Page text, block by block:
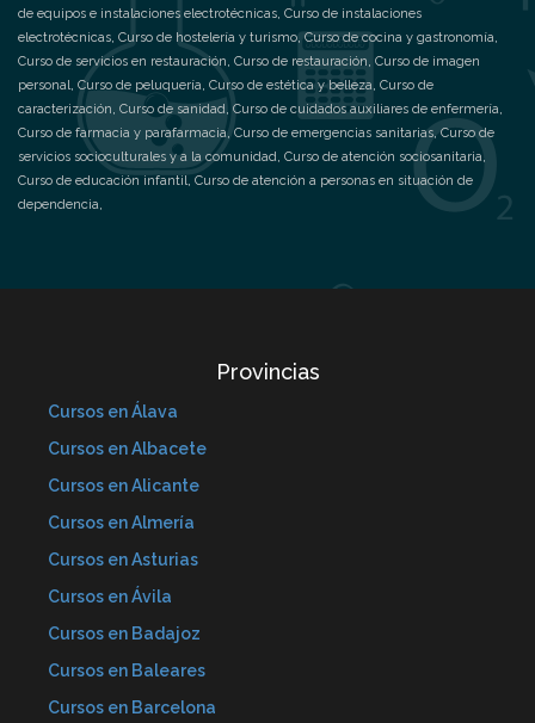
de equipos e instalaciones electrotécnicas, Curso de instalaciones
electrotécnicas, Curso de hostelería y turismo,Curso de cocina y gastronomía,
Curso de servicios en restauración, Curso de restauración, Curso de imagen
personal, Curso de peluquería, Curso de estética y belleza, Curso de
caracterización, Curso de sanidad, Curso de cuidados auxiliares de enfermería,
Curso de farmacia y parafarmacia,Curso de emergencias sanitarias,Curso de
servicios socioculturales y a la comunidad, Curso de atención sociosanitaria,
Curso de educación infantil, Curso de atención a personas en situación de
dependencia,
Provincias
Cursos en Álava
Cursos en Albacete
Cursos en Alicante
Cursos en Almería
Cursos en Asturias
Cursos en Ávila
Cursos en Badajoz
Cursos en Baleares
Cursos en Barcelona